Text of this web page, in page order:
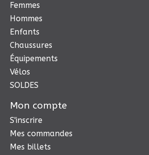
Femmes
Hommes
Enfants
Chaussures
Équipements
Vélos
SOLDES
Mon compte
S'inscrire
Mes commandes
Mes billets